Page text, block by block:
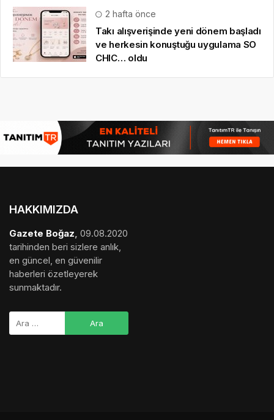
2 hafta önce
Takı alışverişinde yeni dönem başladı
ve herkesin konuştuğu uygulama SO
CHIC… oldu
HAKKIMIZDA
Gazete Boğaz, 09.08.2020
tarihinden beri sizlere anlık,
en güncel, en güvenilir
haberleri özetleyerek
sunmaktadır.